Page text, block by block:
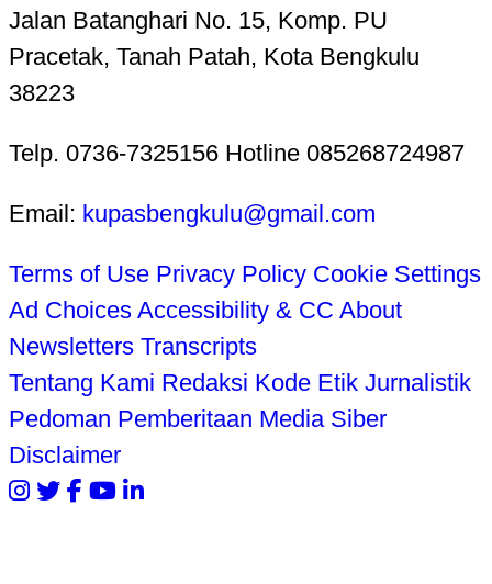
Jalan Batanghari No. 15, Komp. PU
Pracetak, Tanah Patah, Kota Bengkulu
38223
Telp. 0736-7325156 Hotline 085268724987
Email: kupasbengkulu@gmail.com
Terms of Use Privacy Policy Cookie Settings
Ad Choices Accessibility & CC About
Newsletters Transcripts
Tentang Kami Redaksi Kode Etik Jurnalistik
Pedoman Pemberitaan Media Siber
Disclaimer